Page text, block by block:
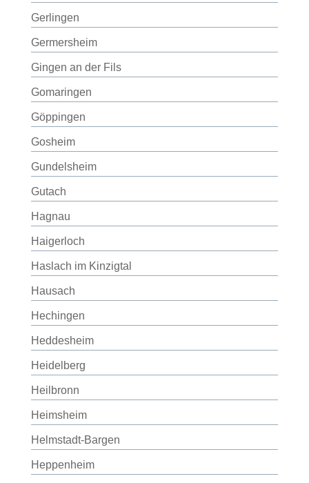
Gerlingen
Germersheim
Gingen an der Fils
Gomaringen
Göppingen
Gosheim
Gundelsheim
Gutach
Hagnau
Haigerloch
Haslach im Kinzigtal
Hausach
Hechingen
Heddesheim
Heidelberg
Heilbronn
Heimsheim
Helmstadt-Bargen
Heppenheim